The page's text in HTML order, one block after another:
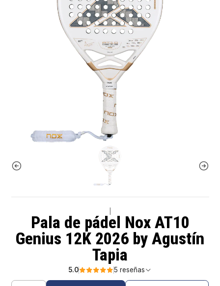
Pala de pádel Nox AT10
Genius 12K 2026 by Agustín
Tapia
5.0 5 reseñas